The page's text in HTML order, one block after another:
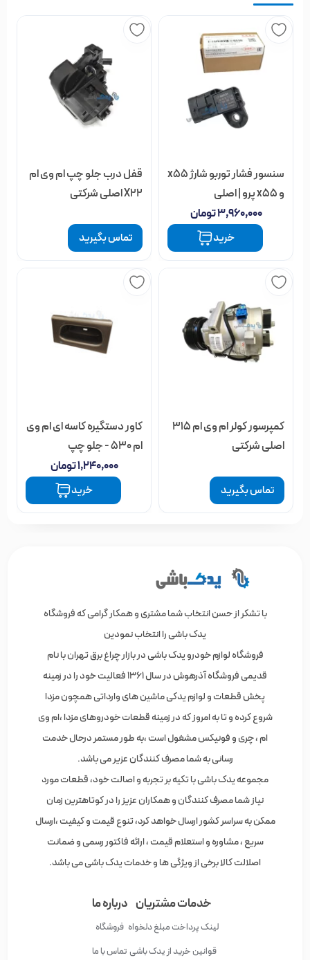
سنسور فشار توربو شارژ x55
و x55 پرو | اصلی
۳,۹۶۰,۰۰۰تومان
خرید
قفل درب جلو چپ ام وی ام
X22 اصلی شرکتی
تماس بگیرید
کمپرسور کولر ام وی ام 315
اصلی شرکتی
تماس بگیرید
کاور دستگیره کاسه ای ام وی
ام 530 - جلو چپ
۱,۲۴۰,۰۰۰تومان
خرید
با تشکر از حسن انتخاب شما مشتری و همکار گرامی که فروشگاه
یدک باشی را انتخاب نمودین
فروشگاه لوازم خودرو یدک باشی در بازار چراغ برق تهران با نام
قدیمی فروشگاه آذرهوش در سال 1361 فعالیت خود را در زمینه
پخش قطعات و لوازم یدکی ماشین های وارداتی همچون مزدا
شروع کرده و تا به امروز که در زمینه قطعات خودروهای مزدا ،ام وی
ام ، چری و فونیکس مشغول است ،به طور مستمر درحال خدمت
رسانی به شما مصرف کنندگان عزیر می باشد.
مجموعه یدک باشی با تکیه بر تجربه و اصالت خود، قطعات مورد
نیاز شما مصرف کنندگان و همکاران عزیز را در کوتاهترین زمان
ممکن به سراسر کشور ارسال خواهد کرد، تنوع قیمت و کیفیت ،ارسال
سریع ، مشاوره و استعلام قیمت ، ارائه فاکتور رسمی و ضمانت
اصلالت کالا برخی از ویژگی ها و خدمات یدک باشی می باشد.
خدمات مشتریان
لینک پرداخت مبلغ دلخواه
قوانین خرید از یدک باشی
درباره ما
فروشگاه
تماس با ما